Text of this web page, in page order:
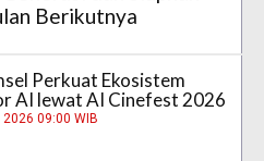
Berikutnya
Perkuat Ekosistem
AI lewat AI Cinefest 2026
09:00 WIB